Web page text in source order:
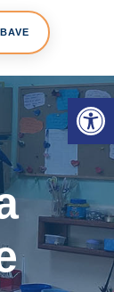
Open toolbar